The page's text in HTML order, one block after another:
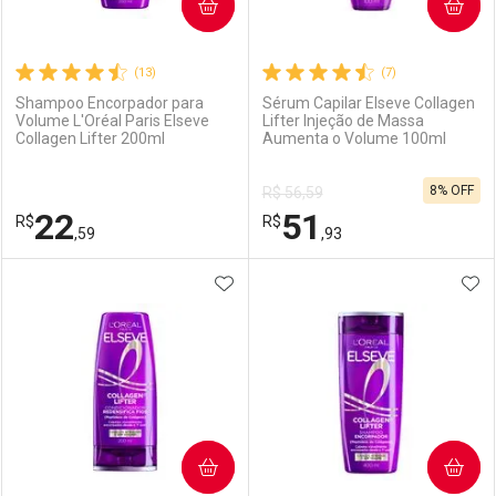
(13)
Shampoo Encorpador para
Volume L'Oréal Paris Elseve
Collagen Lifter 200ml
R$22,59
COMPRAR
Laboratório
Por Menos
(7)
Sérum Capilar Elseve Collagen
Lifter Injeção de Massa
Aumenta o Volume 100ml
R$ 56,59
R$51 ,93
8% OFF
COMPRAR
Laboratório
Por Menos
ADICIONAR AOS FAVORITOS
COMPRAR COMPRAR